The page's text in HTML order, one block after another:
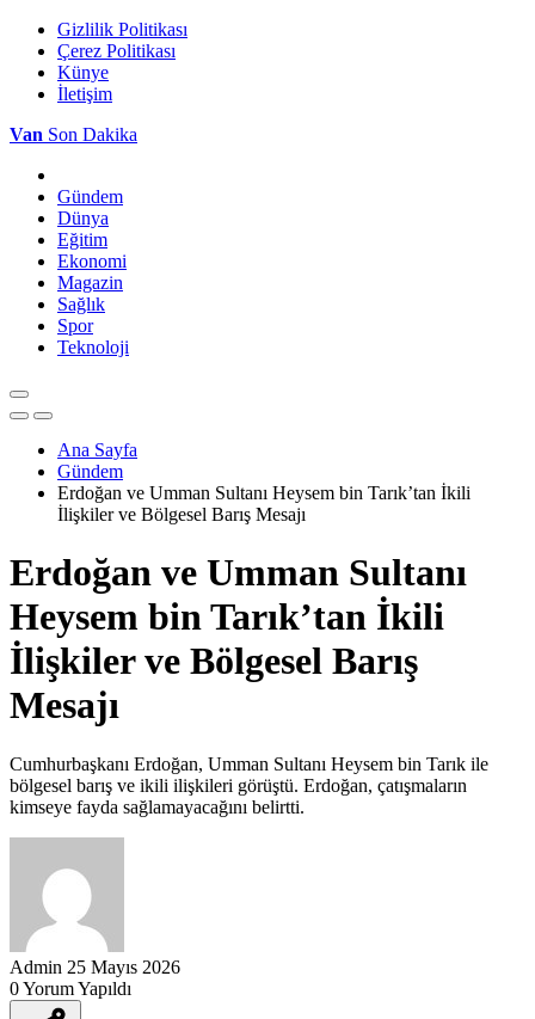
Gizlilik Politikası
Çerez Politikası
Künye
İletişim
Van Son Dakika
Gündem
Dünya
Eğitim
Ekonomi
Magazin
Sağlık
Spor
Teknoloji
Ana Sayfa
Gündem
Erdoğan ve Umman Sultanı Heysem bin Tarık’tan İkili
İlişkiler ve Bölgesel Barış Mesajı
Erdoğan ve Umman Sultanı
Heysem bin Tarık’tan İkili
İlişkiler ve Bölgesel Barış
Mesajı
Cumhurbaşkanı Erdoğan, Umman Sultanı Heysem bin Tarık ile
bölgesel barış ve ikili ilişkileri görüştü. Erdoğan, çatışmaların
kimseye fayda sağlamayacağını belirtti.
Admin 25 Mayıs 2026
0 Yorum Yapıldı